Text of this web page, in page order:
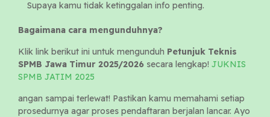
Supaya kamu tidak ketinggalan info penting.
Bagaimana cara mengunduhnya?
Klik link berikut ini untuk mengunduh Petunjuk Teknis
SPMB Jawa Timur 2025/2026 secara lengkap! JUKNIS
SPMB JATIM 2025
angan sampai terlewat! Pastikan kamu memahami setiap
prosedurnya agar proses pendaftaran berjalan lancar. Ayo